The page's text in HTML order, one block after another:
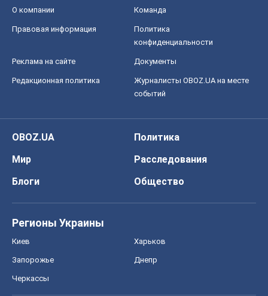
О компании Команда
Правовая информация
Политика
конфиденциальности
Реклама на сайте Документы
Редакционная политика
Журналисты OBOZ.UA на месте
событий
OBOZ.UA
Политика
Мир
Расследования
Блоги
Общество
Регионы Украины
Киев Харьков
Запорожье Днепр
Черкассы